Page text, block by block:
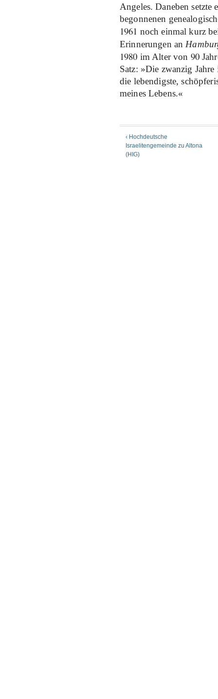
Angeles. Daneben
begonnenen
1961 noch einmal kurz
Erinnerungen an
1980 im Alter von 90
Satz: »Die zwanzig
die lebendigste,
meines Lebens.«
‹ Hochdeutsche
Israelitengemeinde zu Altona
(HIG)